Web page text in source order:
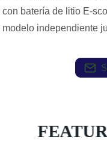
con batería de litio E-
modelo independiente